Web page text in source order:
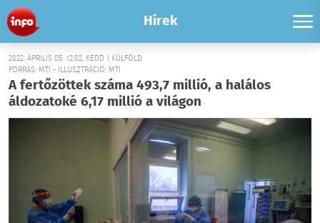
Hírek
2022. ÁPRILIS 05. 12:02, KEDD | KÜLFÖLD
FORRÁS: MTI - ILLUSZTRÁCIÓ: MTI
A fertőzöttek száma 493,7 millió, a halálos
áldozatoké 6,17 millió a világon